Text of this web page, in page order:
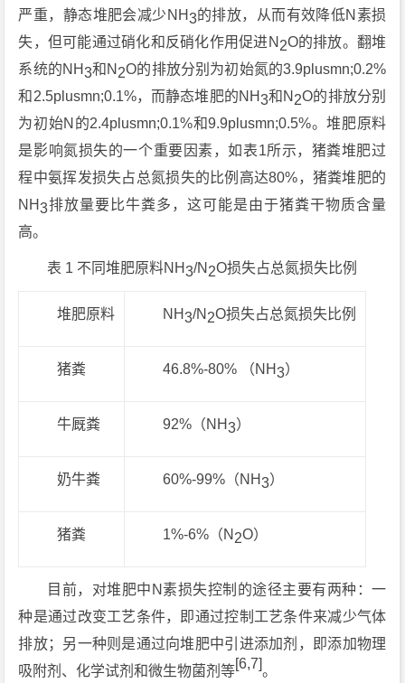
严重，静态堆肥会减少NH3的排放，从而有效降低N素损
失，但可能通过硝化和反硝化作用促进N 2O的排放。翻堆
系统的NH3和N 2O的排放分别为初始氮的3.9plusmn;0.2%
和2.5plusmn;0.1%，而静态堆肥的NH3和N 2O的排放分别
为初始N的2.4plusmn;0.1%和9.9plusmn;0.5%。堆肥原料
是影响氮损失的一个重要因素，如表1所示，猪粪堆肥过
程中氨挥发损失占总氮损失的比例高达80%，猪粪堆肥的
NH 3排放量要比牛粪多，这可能是由于猪粪干物质含量
高。
表 1 不同堆肥原料NH 3/N 2O损失占总氮损失比例
堆肥原料 NH 3/N 2O损失占总氮损失比例
猪粪 46.8%-80% （NH 3）
牛厩粪 92%（NH 3）
奶牛粪 60%-99%（NH 3）
猪粪 1%-6%（N 2O）
目前，对堆肥中N素损失控制的途径主要有两种：一
种是通过改变工艺条件，即通过控制工艺条件来减少气体
排放；另一种则是通过向堆肥中引进添加剂，即添加物理
吸附剂、化学试剂和微生物菌剂等[6,7]。